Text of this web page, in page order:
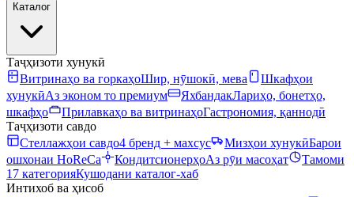
Каталог
Таҷҳизоти хунукӣ
Витринаҳо ва горкаҳоШир, нӯшокӣ, мева
Шкафҳои
хунукӣАз эконом то премиум ЯхбандакЛариҳо, бонетҳо,
шкафҳо
Прилавкаҳо ва витринаҳоГастрономия, қаннодӣ
Таҷҳизоти савдо
Стеллажҳои савдо4 бренд + махсус Мизҳои хунукӣБарои
ошхонаи HoReCa
КондитсионерҳоАз рӯи масоҳат
Тамоми
17 категорияКушодани каталог-хаб
Интихоб ва ҳисоб